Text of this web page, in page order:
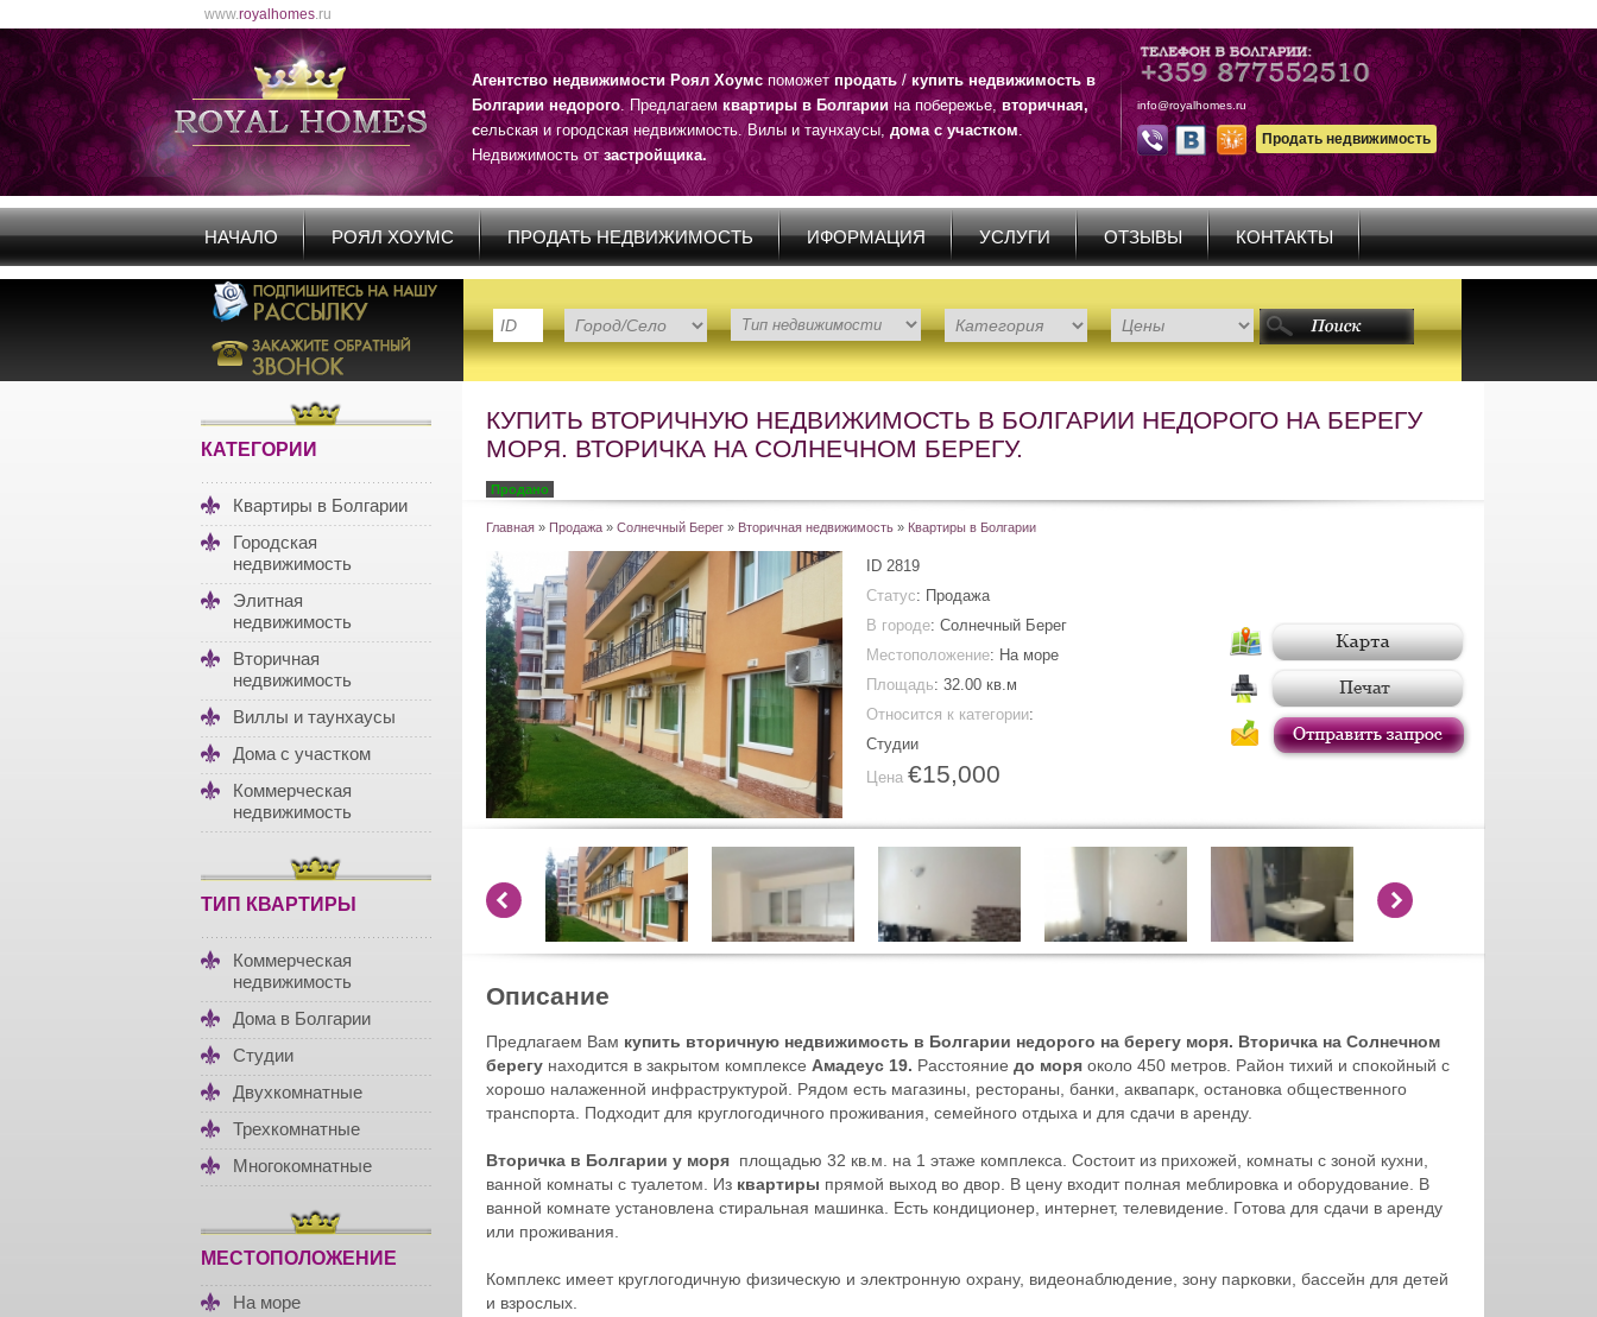
www.royalhomes.ru
Агентство недвижимости Роял Хоумспоможетпродать/купить недвижимость в
Болгарии недорого. Предлагаемквартиры в Болгариина побережье,вторичная,
сельская и городская недвижимость. Вилы и таунхаусы, дома с участком.
Недвижимость отзастройщика.
info@royalhomes.ru
Продать недвижимость
НАЧАЛО РОЯЛ ХОУМС ПРОДАТЬ НЕДВИЖИМОСТЬ ИФОРМАЦИЯ УСЛУГИ ОТЗЫВЫ КОНТАКТЫ
КАТЕГОРИИ
Квартиры в Болгарии
Городская
недвижимость
Элитная
недвижимость
Вторичная
недвижимость
Виллы и таунхаусы
Дома с участком
Коммерческая
недвижимость
ТИП КВАРТИРЫ
Коммерческая
недвижимость
Дома в Болгарии
Студии
Двухкомнатные
Трехкомнатные
Многокомнатные
МЕСТОПОЛОЖЕНИЕ
На море
КУПИТЬ ВТОРИЧНУЮ НЕДВИЖИМОСТЬ В БОЛГАРИИ НЕДОРОГО НА БЕРЕГУ
МОРЯ. ВТОРИЧКА НА СОЛНЕЧНОМ БЕРЕГУ.
Продано
Главная » Продажа » Солнечный Берег » Вторичная недвижимость » Квартиры в Болгарии
ID 2819
Статус: Продажа
В городе: Солнечный Берег
Местоположение: На море
Площадь: 32.00 кв.м
Относится к категории:
Студии
Цена €15,000
Описание
Предлагаем Вам купить вторичную недвижимость в Болгарии недорого на берегу моря. Вторичка на Солнечном
берегу находится в закрытом комплексе Амадеус 19. Расстояние до моря около 450 метров. Район тихий и спокойный с
хорошо налаженной инфраструктурой. Рядом есть магазины, рестораны, банки, аквапарк, остановка общественного
транспорта. Подходит для круглогодичного проживания, семейного отдыха и для сдачи в аренду.
Вторичка в Болгарии у моря площадью 32 кв.м. на 1 этаже комплекса. Состоит из прихожей, комнаты с зоной кухни,
ванной комнаты с туалетом. Из квартиры прямой выход во двор. В цену входит полная меблировка и оборудование. В
ванной комнате установлена стиральная машинка. Есть кондиционер, интернет, телевидение. Готова для сдачи в аренду
или проживания.
Комплекс имеет круглогодичную физическую и электронную охрану, видеонаблюдение, зону парковки, бассейн для детей
и взрослых.